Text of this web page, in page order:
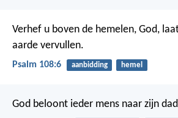
Verhef u boven de hemelen, God,
aarde vervullen.
Psalm 108:6 aanbidding hemel
God beloont ieder mens naar zijn